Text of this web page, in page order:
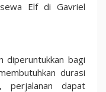
Elf di Gavriel
diperuntukkan bagi
durasi
perjalanan dapat